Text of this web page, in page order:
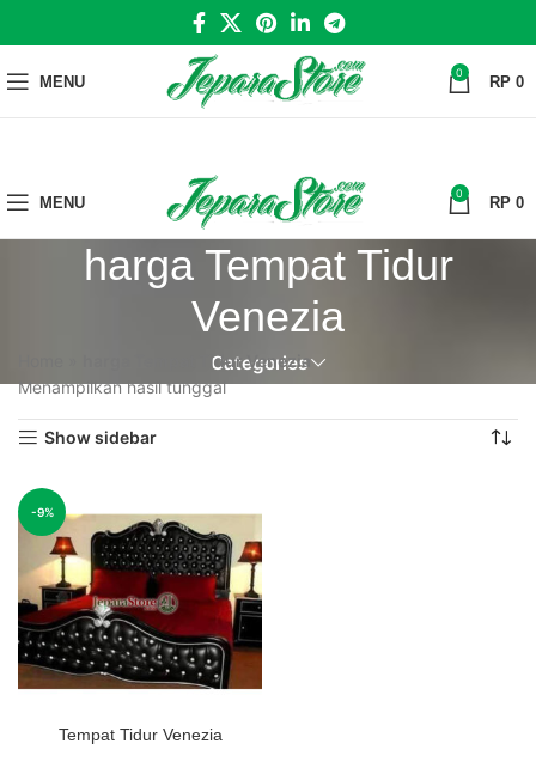
MENU 0 RP 0
MENU 0 RP 0
harga Tempat Tidur
Venezia
Categories
harga Tempat Tidur Venezia
Menampilkan hasil tunggal
Show sidebar
-9%
Tempat Tidur Venezia